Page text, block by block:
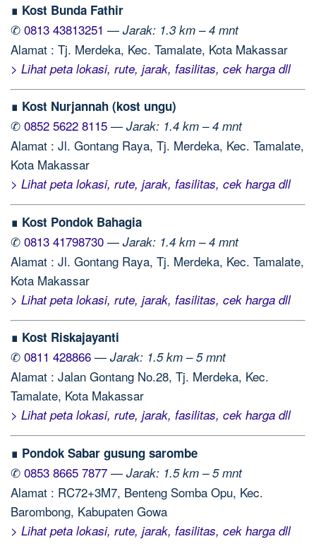
∎ Kost Bunda Fathir
✆ 0813 43813251 — Jarak: 1.3 km – 4 mnt
Alamat : Tj. Merdeka, Kec. Tamalate, Kota Makassar
> Lihat peta lokasi, rute, jarak, fasilitas, cek harga dll
∎ Kost Nurjannah (kost ungu)
✆ 0852 5622 8115 — Jarak: 1.4 km – 4 mnt
Alamat : Jl. Gontang Raya, Tj. Merdeka, Kec. Tamalate,
Kota Makassar
> Lihat peta lokasi, rute, jarak, fasilitas, cek harga dll
∎ Kost Pondok Bahagia
✆ 0813 41798730 — Jarak: 1.4 km – 4 mnt
Alamat : Jl. Gontang Raya, Tj. Merdeka, Kec. Tamalate,
Kota Makassar
> Lihat peta lokasi, rute, jarak, fasilitas, cek harga dll
∎ Kost Riskajayanti
✆ 0811 428866 — Jarak: 1.5 km – 5 mnt
Alamat : Jalan Gontang No.28, Tj. Merdeka, Kec.
Tamalate, Kota Makassar
> Lihat peta lokasi, rute, jarak, fasilitas, cek harga dll
∎ Pondok Sabar gusung sarombe
✆ 0853 8665 7877 — Jarak: 1.5 km – 5 mnt
Alamat : RC72+3M7, Benteng Somba Opu, Kec.
Barombong, Kabupaten Gowa
> Lihat peta lokasi, rute, jarak, fasilitas, cek harga dll